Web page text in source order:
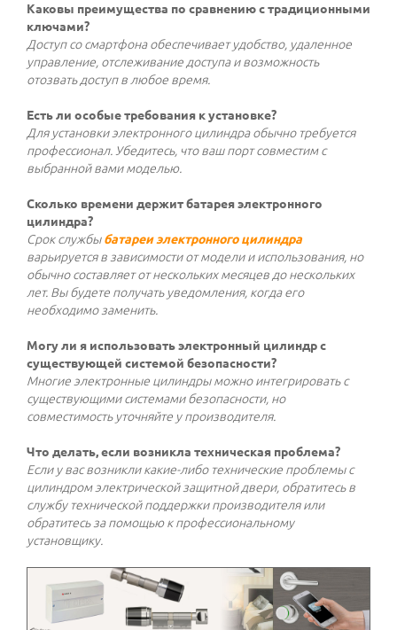
Каковы преимущества по сравнению с традиционными
ключами?
Доступ со смартфона обеспечивает удобство, удаленное
управление, отслеживание доступа и возможность
отозвать доступ в любое время.
Есть ли особые требования к установке?
Для установки электронного цилиндра обычно требуется
профессионал. Убедитесь, что ваш порт совместим с
выбранной вами моделью.
Сколько времени держит батарея электронного
цилиндра?
Срок службыбатареи электронного цилиндра
варьируется в зависимости от модели и использования, но
обычно составляет от нескольких месяцев до нескольких
лет. Вы будете получать уведомления, когда его
необходимо заменить.
Могу ли я использовать электронный цилиндр с
существующей системой безопасности?
Многие электронные цилиндры можно интегрировать с
существующими системами безопасности, но
совместимость уточняйте у производителя.
Что делать, если возникла техническая проблема?
Если у вас возникли какие-либо технические проблемы с
цилиндром электрической защитной двери, обратитесь в
службу технической поддержки производителя или
обратитесь за помощью к профессиональному
установщику.